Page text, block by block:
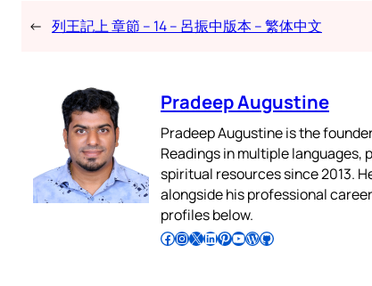
← 列王記上 章節 – 14 – 呂振中版本 – 繁体中文
Pradeep Augustine
Pradeep Augustine is the
Readings in multiple
spiritual resources since 2013.
alongside his professional
profiles below.
Follow Pradeep on Facebook Follow Pradeep on InstagramFollow Pradeep on X Follow Pradeep on LinkedIn Follow Pradeep on Pinterest Subscribe to Pradeep’s Youtube Channel Follow Pradeep on WordPress Follow Pradeep on GitHub